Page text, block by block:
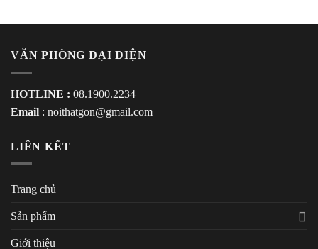
VĂN PHÒNG ĐẠI DIỆN
HOTLINE : 08.1900.2234
Email : noithatgon@gmail.com
LIÊN KẾT
Trang chủ
Sản phẩm
Giới thiệu